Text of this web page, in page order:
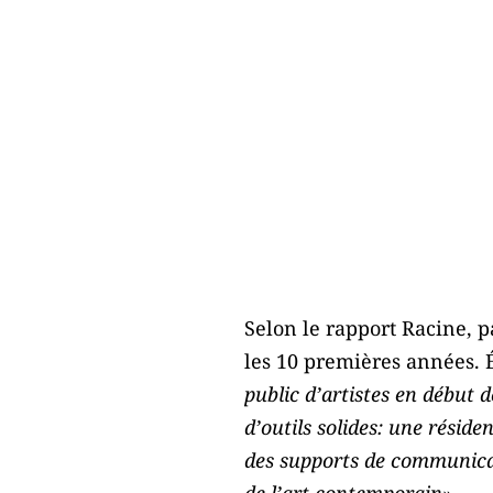
Selon le rapport Racine,
les 10 premières années.
public d’artistes en début
d’outils solides: une
des supports de